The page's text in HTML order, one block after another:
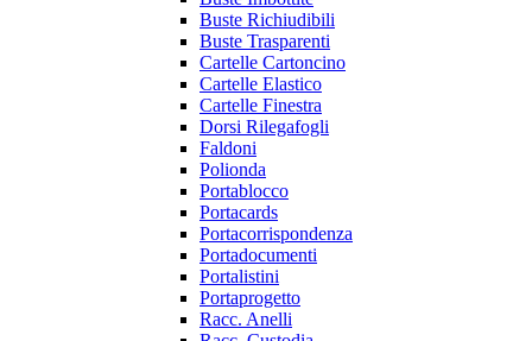
Buste Richiudibili
Buste Trasparenti
Cartelle Cartoncino
Cartelle Elastico
Cartelle Finestra
Dorsi Rilegafogli
Faldoni
Polionda
Portablocco
Portacards
Portacorrispondenza
Portadocumenti
Portalistini
Portaprogetto
Racc. Anelli